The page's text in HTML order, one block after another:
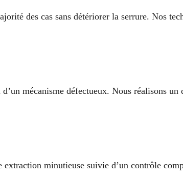
des cas sans détériorer la serrure. Nos
mécanisme défectueux. Nous réalisons
extraction minutieuse suivie d’un contrôle